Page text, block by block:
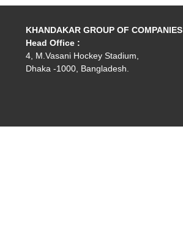
KHANDAKAR GROUP OF COMPANIES
Head Office :
4, M.Vasani Hockey Stadium,
Dhaka -1000, Bangladesh.